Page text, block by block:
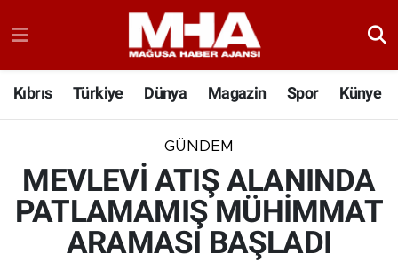
Kıbrıs Türkiye Dünya Magazin Spor Künye
GÜNDEM
MEVLEVİ ATIŞ ALANINDA
PATLAMAMIŞ MÜHİMMAT
ARAMASI BAŞLADI